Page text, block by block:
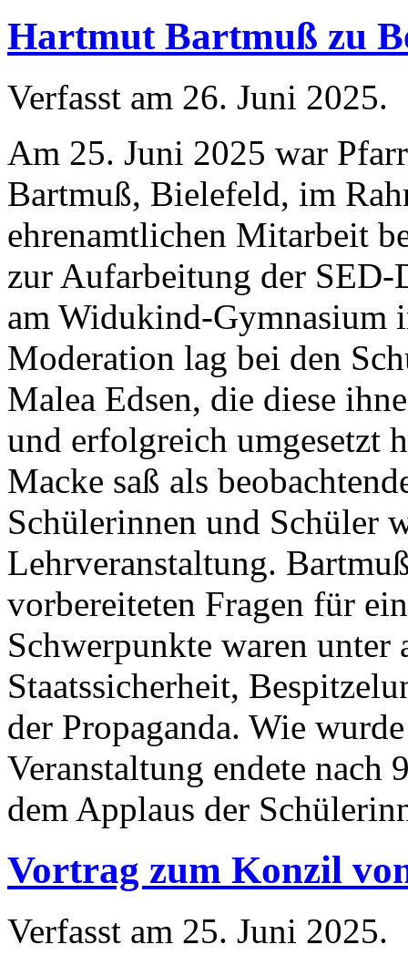
Hartmut Bartmuß zu
Verfasst am 26. Juni 2025.
Am 25. Juni 2025 war
Bartmuß, Bielefeld, im
ehrenamtlichen Mitarbeit
zur Aufarbeitung der
am Widukind-Gymnasium
Moderation lag bei den
Malea Edsen, die diese
und erfolgreich umgesetzt
Macke saß als
Schülerinnen und Schüler
Lehrveranstaltung.
vorbereiteten Fragen für
Schwerpunkte waren
Staatssicherheit,
der Propaganda. Wie
Veranstaltung endete
dem Applaus der
Vortrag zum Konzil
Verfasst am 25. Juni 2025.